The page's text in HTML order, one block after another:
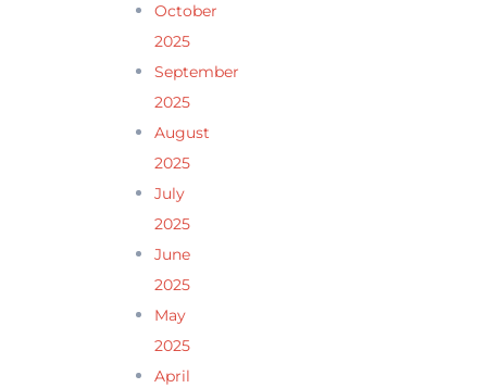
October
2025
September
2025
August
2025
July
2025
June
2025
May
2025
April